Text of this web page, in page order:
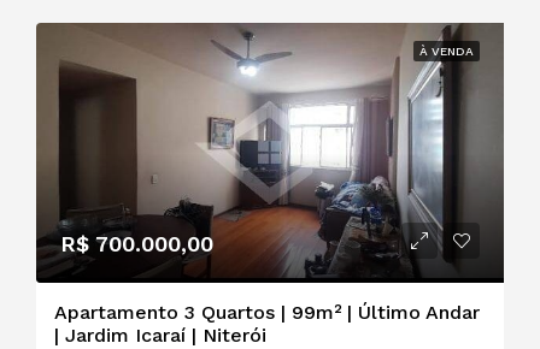
À VENDA
R$ 700.000,00
Apartamento 3 Quartos | 99m² | Último Andar
| Jardim Icaraí | Niterói